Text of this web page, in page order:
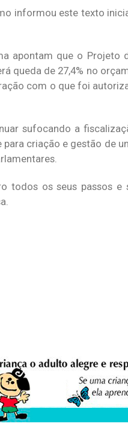
informou este texto
apontam que o Projeto
queda de 27,4% no
com o que foi
sufocando a
criação e gestão de
todos os seus passos e